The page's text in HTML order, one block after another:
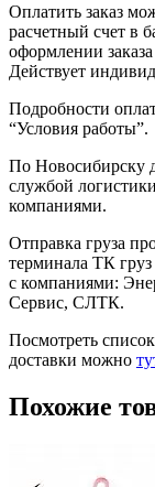
Оплатить заказ
расчетный счет в
оформлении
Действует
Подробности
“Условия работы”.
По Новосибирску
службой
компаниями.
Отправка груза
терминала ТК
с компаниями:
Сервис, СЛТК.
Посмотреть
доставки можно
Похожие